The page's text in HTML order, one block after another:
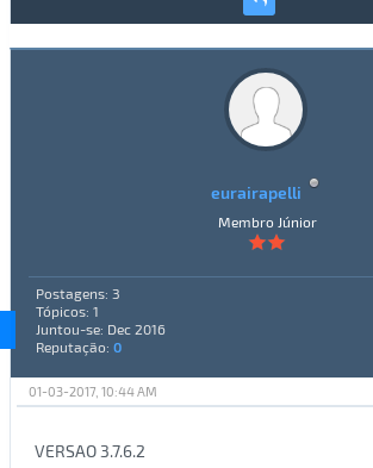
eurairapelli
Membro Júnior
Postagens: 3
Tópicos: 1
Juntou-se: Dec 2016
Reputação: 0
01-03-2017, 10:44 AM
VERSAO 3.7.6.2